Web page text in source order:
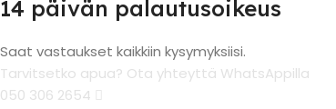
14 päivän palautusoikeus
Saat vastaukset kaikkiin kysymyksiisi.
Tarvitsetko apua? Ota yhteyttä WhatsAppilla
050 306 2654